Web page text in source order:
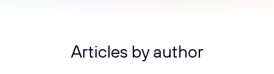
Articles by author